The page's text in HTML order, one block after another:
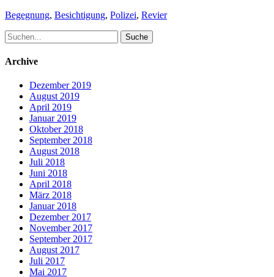
Schlagworte
Begegnung, Besichtigung, Polizei, Revier
Suche
nach:
Archive
Dezember 2019
August 2019
April 2019
Januar 2019
Oktober 2018
September 2018
August 2018
Juli 2018
Juni 2018
April 2018
März 2018
Januar 2018
Dezember 2017
November 2017
September 2017
August 2017
Juli 2017
Mai 2017